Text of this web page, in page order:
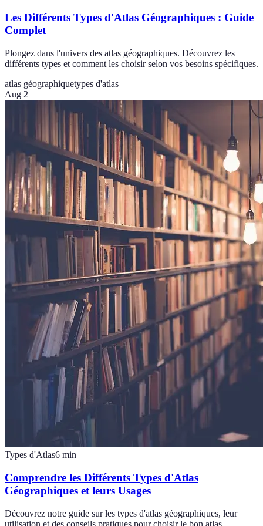
Les Différents Types d'Atlas Géographiques : Guide
Complet
Plongez dans l'univers des atlas géographiques. Découvrez les
différents types et comment les choisir selon vos besoins spécifiques.
atlas géographiquetypes d'atlas
Aug 2
Types d'Atlas6 min
Comprendre les Différents Types d'Atlas
Géographiques et leurs Usages
Découvrez notre guide sur les types d'atlas géographiques, leur
utilisation et des conseils pratiques pour choisir le bon atlas.